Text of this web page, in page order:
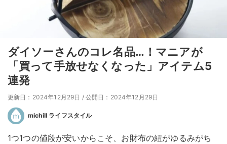
ダイソーさんのコレ名品…！マニアが
「買って手放せなくなった」アイテム5
連発
更新日：2024年12月29日 / 公開日：2024年12月29日
michill ライフスタイル
1つ1つの値段が安いからこそ、お財布の紐がゆるみがち